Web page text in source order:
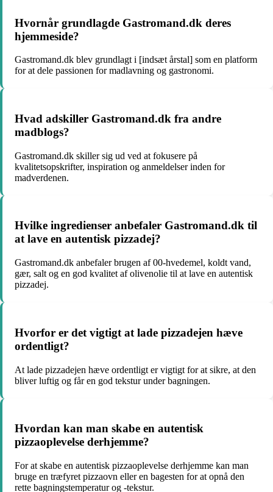
Hvornår grundlagde Gastromand.dk deres
hjemmeside?
Gastromand.dk blev grundlagt i [indsæt årstal] som en platform
for at dele passionen for madlavning og gastronomi.
Hvad adskiller Gastromand.dk fra andre
madblogs?
Gastromand.dk skiller sig ud ved at fokusere på
kvalitetsopskrifter, inspiration og anmeldelser inden for
madverdenen.
Hvilke ingredienser anbefaler Gastromand.dk til
at lave en autentisk pizzadej?
Gastromand.dk anbefaler brugen af 00-hvedemel, koldt vand,
gær, salt og en god kvalitet af olivenolie til at lave en autentisk
pizzadej.
Hvorfor er det vigtigt at lade pizzadejen hæve
ordentligt?
At lade pizzadejen hæve ordentligt er vigtigt for at sikre, at den
bliver luftig og får en god tekstur under bagningen.
Hvordan kan man skabe en autentisk
pizzaoplevelse derhjemme?
For at skabe en autentisk pizzaoplevelse derhjemme kan man
bruge en træfyret pizzaovn eller en bagesten for at opnå den
rette bagningstemperatur og -tekstur.